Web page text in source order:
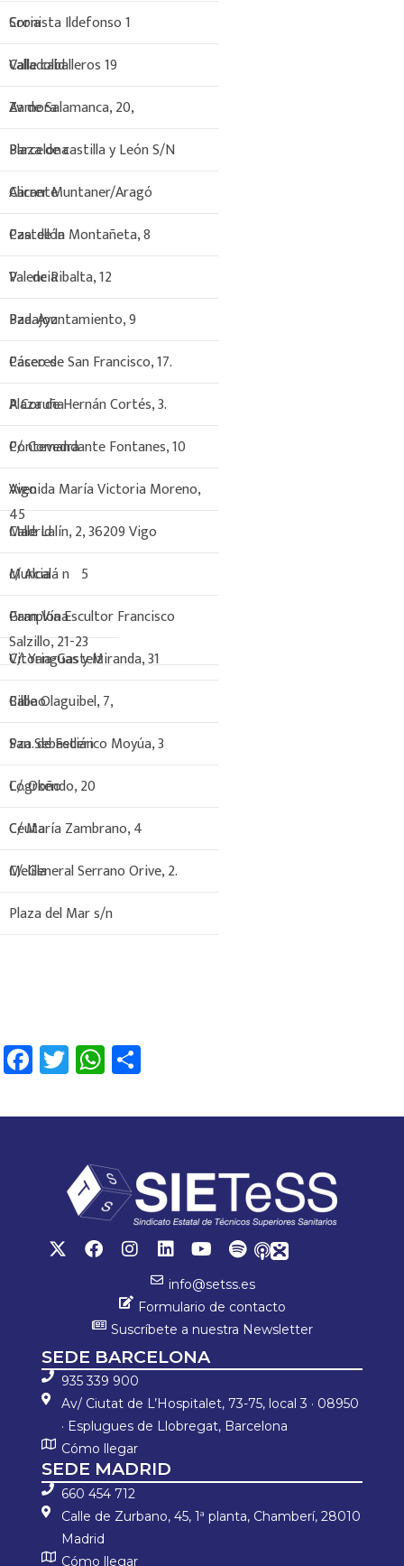
Cronista Ildefonso 1
Soria
Calle caballeros 19
Valladolid
Av. de Salamanca, 20,
Zamora
Plaza de castilla y León S/N
Barcelona
Carrer Muntaner/Aragó
Alicante
Pza. de la Montañeta, 8
Castellón
Pº de Ribalta, 12
Valencia
Pza. Ayuntamiento, 9
Badajoz
Paseo de San Francisco, 17.
Cáceres
Plaza de Hernán Cortés, 3.
A Coruña
C/. Comandante Fontanes, 10
Pontevedra
Avenida María Victoria Moreno,
45
Vigo
Calle Lalín, 2, 36209 Vigo
Madrid
c/ Alcalá nº5
Murcia
Gran Vía Escultor Francisco
Salzillo, 21-23
Pamplona
C/. Yanguas y Miranda, 31
Vitoria-Gasteiz
Calle Olaguibel, 7,
Bilbao
Pza. de Federico Moyúa, 3
San Sebastián
C/. Okendo, 20
Logroño
C/ María Zambrano, 4
Ceuta
C/. General Serrano Orive, 2.
Melilla
Plaza del Mar s/n
Fa
ce
b
T
wi
tt
W
h
at
p
p
m
ar
tir
info@setss.es
Formulario de contacto
Suscríbete a nuestra Newsletter
SEDE BARCELONA
935 339 900
Av/ Ciutat de L’Hospitalet, 73-75, local 3 · 08950
· Esplugues de Llobregat, Barcelona
Cómo llegar
SEDE MADRID
660 454 712
Calle de Zurbano, 45, 1ª planta, Chamberí, 28010
Madrid
Cómo llegar